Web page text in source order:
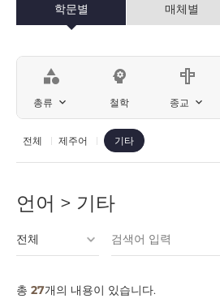
학문별 매체별
category
총류
psychology
철학 종교
전체 제주어 기타
언어 > 기타
총 27개의 내용이 있습니다.